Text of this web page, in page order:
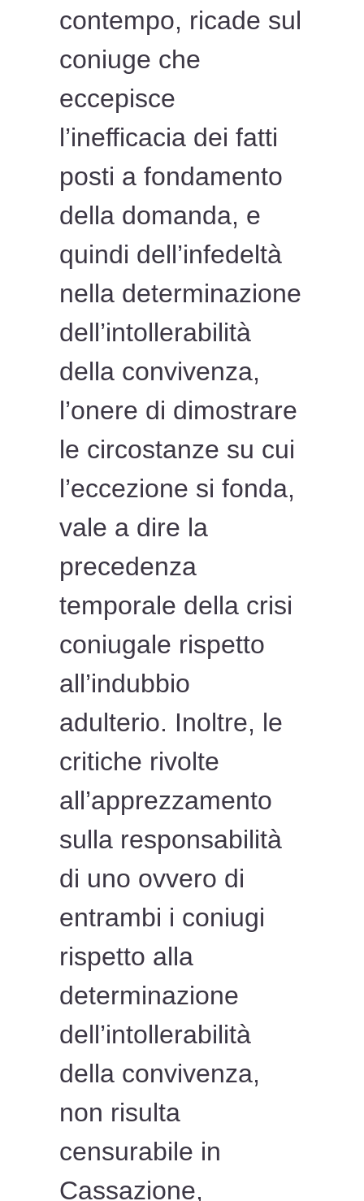
contempo, ricade sul
coniuge che
eccepisce
l’inefficacia dei fatti
posti a fondamento
della domanda, e
quindi dell’infedeltà
nella determinazione
dell’intollerabilità
della convivenza,
l’onere di dimostrare
le circostanze su cui
l’eccezione si fonda,
vale a dire la
precedenza
temporale della crisi
coniugale rispetto
all’indubbio
adulterio. Inoltre, le
critiche rivolte
all’apprezzamento
sulla responsabilità
di uno ovvero di
entrambi i coniugi
rispetto alla
determinazione
dell’intollerabilità
della convivenza,
non risulta
censurabile in
Cassazione,